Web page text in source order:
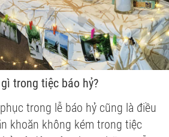
trong tiệc báo hỷ?
trong lễ báo hỷ cũng là điều
khoăn không kém trong tiệc